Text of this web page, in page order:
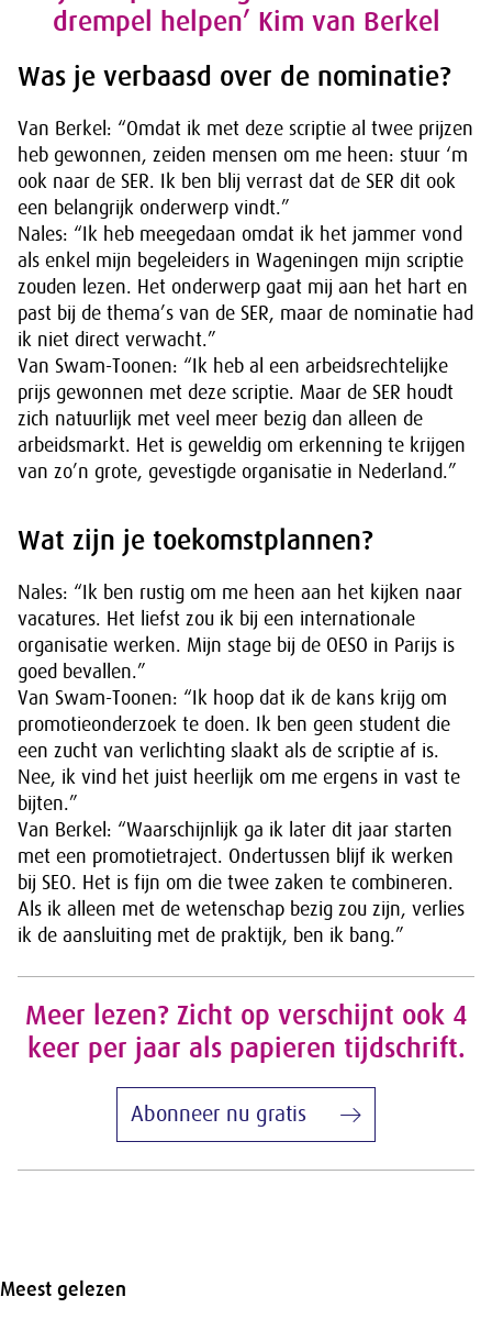
drempel helpen’ Kim van Berkel
Was je verbaasd over de nominatie?
Van Berkel: “Omdat ik met deze scriptie al twee prijzen
heb gewonnen, zeiden mensen om me heen: stuur ‘m
ook naar de SER. Ik ben blij verrast dat de SER dit ook
een belangrijk onderwerp vindt.”
Nales: “Ik heb meegedaan omdat ik het jammer vond
als enkel mijn begeleiders in Wageningen mijn scriptie
zouden lezen. Het onderwerp gaat mij aan het hart en
past bij de thema’s van de SER, maar de nominatie had
ik niet direct verwacht.”
Van Swam-Toonen: “Ik heb al een arbeidsrechtelijke
prijs gewonnen met deze scriptie. Maar de SER houdt
zich natuurlijk met veel meer bezig dan alleen de
arbeidsmarkt. Het is geweldig om erkenning te krijgen
van zo’n grote, gevestigde organisatie in Nederland.”
Wat zijn je toekomstplannen?
Nales: “Ik ben rustig om me heen aan het kijken naar
vacatures. Het liefst zou ik bij een internationale
organisatie werken. Mijn stage bij de OESO in Parijs is
goed bevallen.”
Van Swam-Toonen: “Ik hoop dat ik de kans krijg om
promotieonderzoek te doen. Ik ben geen student die
een zucht van verlichting slaakt als de scriptie af is.
Nee, ik vind het juist heerlijk om me ergens in vast te
bijten.”
Van Berkel: “Waarschijnlijk ga ik later dit jaar starten
met een promotietraject. Ondertussen blijf ik werken
bij SEO. Het is fijn om die twee zaken te combineren.
Als ik alleen met de wetenschap bezig zou zijn, verlies
ik de aansluiting met de praktijk, ben ik bang.”
Meer lezen? Zicht op verschijnt ook 4
keer per jaar als papieren tijdschrift.
Abonneer nu gratis
Meest gelezen